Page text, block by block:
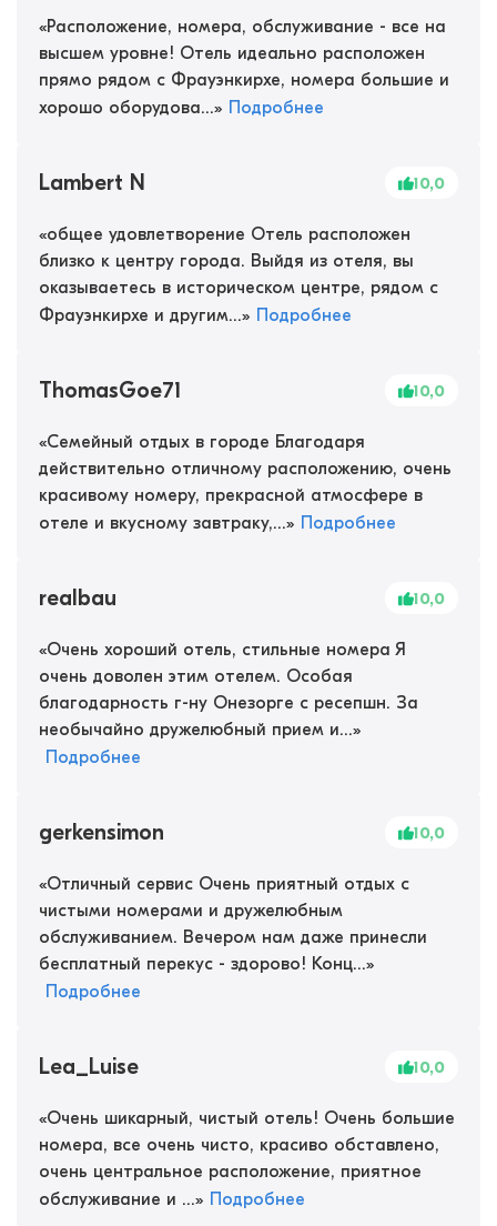
«Расположение, номера, обслуживание - все на
высшем уровне! Отель идеально расположен
прямо рядом с Фрауэнкирхе, номера большие и
хорошо оборудова...» Подробнее
Lambert N 10,0
«общее удовлетворение Отель расположен
близко к центру города. Выйдя из отеля, вы
оказываетесь в историческом центре, рядом с
Фрауэнкирхе и другим...» Подробнее
ThomasGoe71 10,0
«Семейный отдых в городе Благодаря
действительно отличному расположению, очень
красивому номеру, прекрасной атмосфере в
отеле и вкусному завтраку,...» Подробнее
realbau 10,0
«Очень хороший отель, стильные номера Я
очень доволен этим отелем. Особая
благодарность г-ну Онезорге с ресепшн. За
необычайно дружелюбный прием и...»
Подробнее
gerkensimon 10,0
«Отличный сервис Очень приятный отдых с
чистыми номерами и дружелюбным
обслуживанием. Вечером нам даже принесли
бесплатный перекус - здорово! Конц...»
Подробнее
Lea_Luise 10,0
«Очень шикарный, чистый отель! Очень большие
номера, все очень чисто, красиво обставлено,
очень центральное расположение, приятное
обслуживание и ...» Подробнее